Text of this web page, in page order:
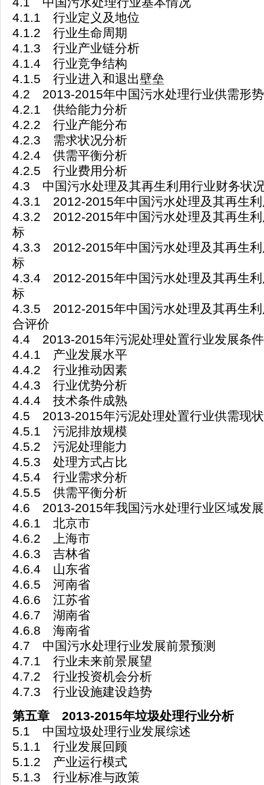
4.1.1 行业定义及地位
4.1.2 行业生命周期
4.1.3 行业产业链分析
4.1.4 行业竞争结构
4.1.5 行业进入和退出壁垒
4.2 2013-2015年中国污水处理行业供需形势
4.2.1 供给能力分析
4.2.2 行业产能分布
4.2.3 需求状况分析
4.2.4 供需平衡分析
4.2.5 行业费用分析
4.3 中国污水处理及其再生利用行业财务状
4.3.1 2012-2015年中国污水处理及其再生利
4.3.2 2012-2015年中国污水处理及其再生利
标
4.3.3 2012-2015年中国污水处理及其再生利
标
4.3.4 2012-2015年中国污水处理及其再生利
标
4.3.5 2012-2015年中国污水处理及其再生利
合评价
4.4 2013-2015年污泥处理处置行业发展条件
4.4.1 产业发展水平
4.4.2 行业推动因素
4.4.3 行业优势分析
4.4.4 技术条件成熟
4.5 2013-2015年污泥处理处置行业供需现状
4.5.1 污泥排放规模
4.5.2 污泥处理能力
4.5.3 处理方式占比
4.5.4 行业需求分析
4.5.5 供需平衡分析
4.6 2013-2015年我国污水处理行业区域发
4.6.1 北京市
4.6.2 上海市
4.6.3 吉林省
4.6.4 山东省
4.6.5 河南省
4.6.6 江苏省
4.6.7 湖南省
4.6.8 海南省
4.7 中国污水处理行业发展前景预测
4.7.1 行业未来前景展望
4.7.2 行业投资机会分析
4.7.3 行业设施建设趋势
第五章 2013-2015年垃圾处理行业分析
5.1 中国垃圾处理行业发展综述
5.1.1 行业发展回顾
5.1.2 产业运行模式
5.1.3 行业标准与政策